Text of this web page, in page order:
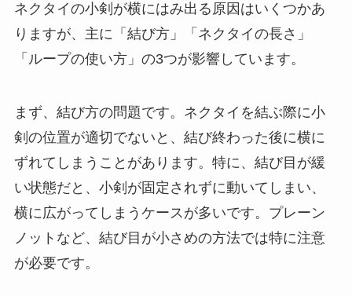
ネクタイの小剣が横にはみ出る原因はいくつかあ
りますが、主に「結び方」「ネクタイの長さ」
「ループの使い方」の3つが影響しています。
まず、結び方の問題です。ネクタイを結ぶ際に小
剣の位置が適切でないと、結び終わった後に横に
ずれてしまうことがあります。特に、結び目が緩
い状態だと、小剣が固定されずに動いてしまい、
横に広がってしまうケースが多いです。プレーン
ノットなど、結び目が小さめの方法では特に注意
が必要です。